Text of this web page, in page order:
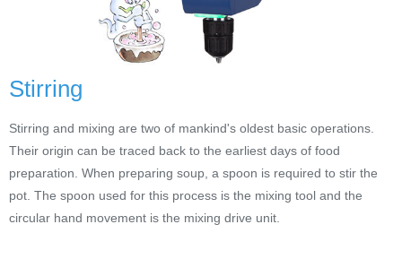
Stirring
Stirring and mixing are two of mankind's oldest basic operations.
Their origin can be traced back to the earliest days of food
preparation. When preparing soup, a spoon is required to stir the
pot. The spoon used for this process is the mixing tool and the
circular hand movement is the mixing drive unit.